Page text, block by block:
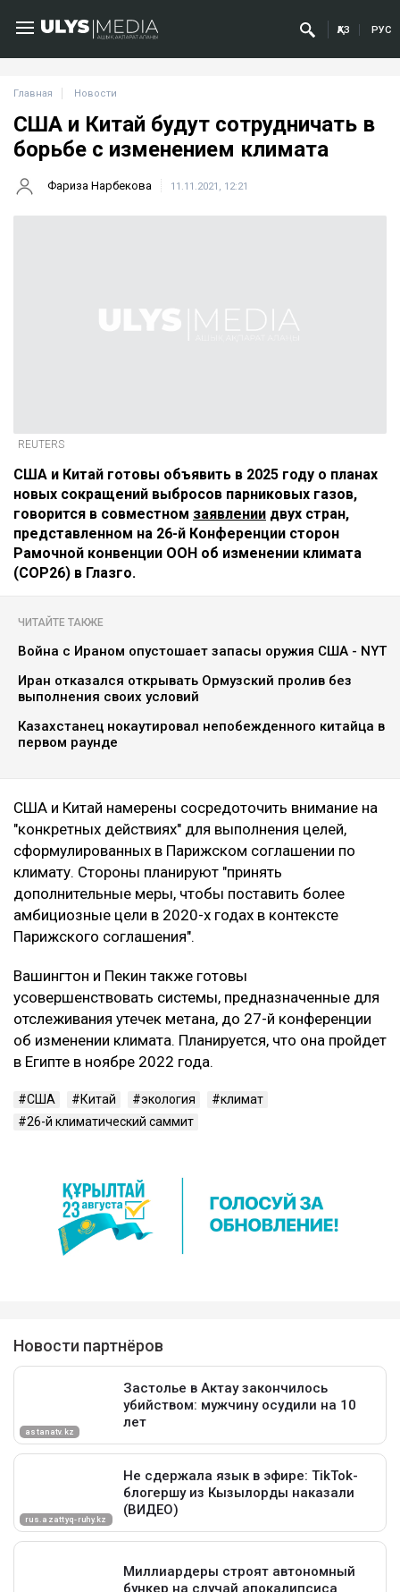
ҚАЗ РУС
Главная Новости
США и Китай будут сотрудничать в
борьбе с изменением климата
Фариза Нарбекова 11.11.2021, 12:21
REUTERS
США и Китай готовы объявить в 2025 году о планах
новых сокращений выбросов парниковых газов,
говорится в совместном заявлении двух стран,
представленном на 26-й Конференции сторон
Рамочной конвенции ООН об изменении климата
(COP26) в Глазго.
ЧИТАЙТЕ ТАКЖЕ
Война с Ираном опустошает запасы оружия США - NYT
Иран отказался открывать Ормузский пролив без
выполнения своих условий
Казахстанец нокаутировал непобежденного китайца в
первом раунде
США и Китай намерены сосредоточить внимание на
"конкретных действиях" для выполнения целей,
сформулированных в Парижском соглашении по
климату. Стороны планируют "принять
дополнительные меры, чтобы поставить более
амбициозные цели в 2020-х годах в контексте
Парижского соглашения".
Вашингтон и Пекин также готовы
усовершенствовать системы, предназначенные для
отслеживания утечек метана, до 27-й конференции
об изменении климата. Планируется, что она пройдет
в Египте в ноябре 2022 года.
США Китай экология
климат
26-й климатический саммит